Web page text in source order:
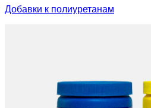
Добавки к полиуретанам